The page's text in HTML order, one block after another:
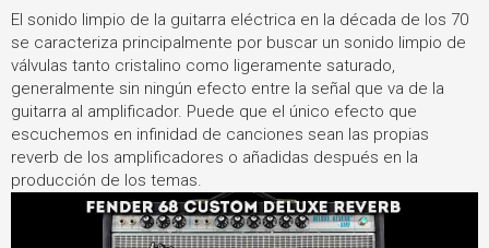
El sonido limpio de la guitarra eléctrica en la década de los 70
se caracteriza principalmente por buscar un sonido limpio de
válvulas tanto cristalino como ligeramente saturado,
generalmente sin ningún efecto entre la señal que va de la
guitarra al amplificador. Puede que el único efecto que
escuchemos en infinidad de canciones sean las propias
reverb de los amplificadores o añadidas después en la
producción de los temas.